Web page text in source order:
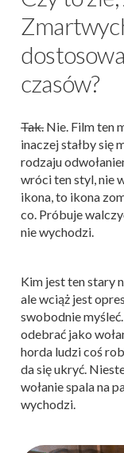
czasów?
Tak. Nie. Film ten
inaczej stałby się
rodzaju
wróci ten styl, nie
ikona, to ikona
co. Próbuje
nie wychodzi.
Kim jest ten stary
ale wciąż jest
swobodnie
odebrać jako
horda ludzi coś
da się ukryć.
wołanie spala na
wychodzi.